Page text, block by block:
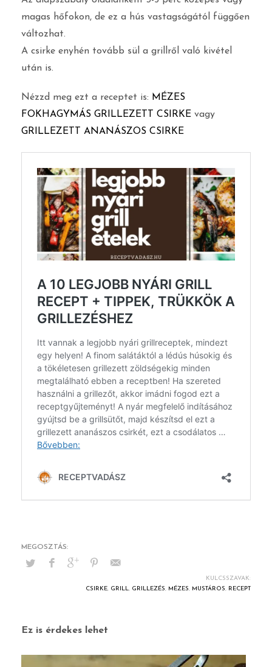
magas hőfokon, de ez a hús vastagságától függően
változhat.
A csirke enyhén tovább sül a grillről való kivétel
után is.
Nézzd meg ezt a receptet is: MÉZES
FOKHAGYMÁS GRILLEZETT CSIRKE vagy
GRILLEZETT ANANÁSZOS CSIRKE
KULCSSZAVAK:
CSIRKE, GRILL, GRILLEZÉS, MÉZES, MUSTÁROS, RECEPT
Ez is érdekes lehet